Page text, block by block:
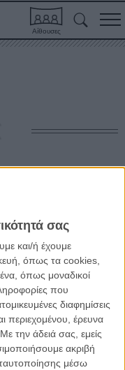
σας
και/ή έχουμε
όπως τα cookies,
όπως μοναδικοί
που
διαφημίσεις
περιεχομένου, έρευνα
Με την άδειά σας, εμείς
ακριβή
μέσω
Αίθουσες
του ελληνικού
x